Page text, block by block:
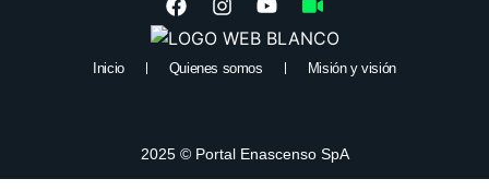
Inicio Quienes somos Misión y visión
2025 © Portal Enascenso SpA